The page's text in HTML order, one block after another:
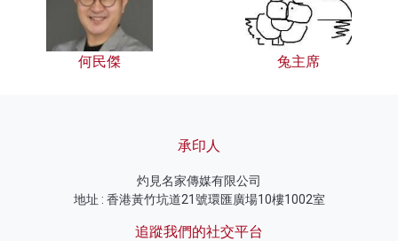
何民傑 兔主席
承印人
灼見名家傳媒有限公司
地址 : 香港黃竹坑道21號環匯廣場10樓1002室
追蹤我們的社交平台